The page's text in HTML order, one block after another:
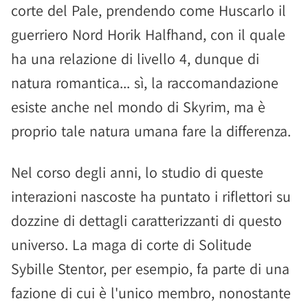
corte del Pale, prendendo come Huscarlo il
guerriero Nord Horik Halfhand, con il quale
ha una relazione di livello 4, dunque di
natura romantica... sì, la raccomandazione
esiste anche nel mondo di Skyrim, ma è
proprio tale natura umana fare la differenza.
Nel corso degli anni, lo studio di queste
interazioni nascoste ha puntato i riflettori su
dozzine di dettagli caratterizzanti di questo
universo. La maga di corte di Solitude
Sybille Stentor, per esempio, fa parte di una
fazione di cui è l'unico membro, nonostante